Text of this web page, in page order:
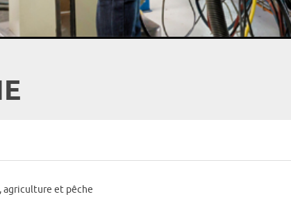
agriculture et pêche